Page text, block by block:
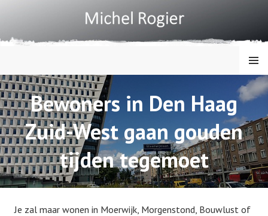
inhoud
MICHEL ROGIER
MENU
Bewoners in Den Haag
Zuid-West gaan gouden
tijden tegemoet
Je zal maar wonen in Moerwijk, Morgenstond, Bouwlust of